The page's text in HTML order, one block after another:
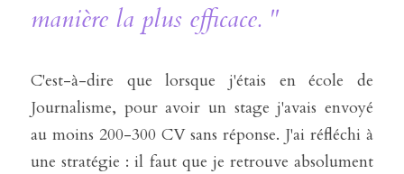
manière la plus efficace. "
C'est-à-dire que lorsque j'étais en école de
Journalisme, pour avoir un stage j'avais envoyé
au moins 200-300 CV sans réponse. J'ai réfléchi à
une stratégie : il faut que je retrouve absolument